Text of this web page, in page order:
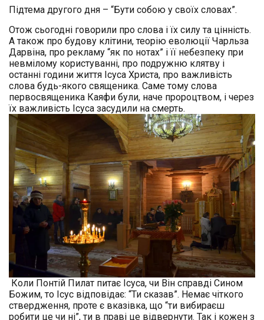
Підтема другого дня – “Бути собою у своїх словах”.
Отож сьогодні говорили про слова і їх силу та цінність.
А також про будову клітини, теорію еволюції Чарльза
Дарвіна, про рекламу “як по нотах” і її небезпеку при
невмілому користуванні, про подружню клятву і
останні години життя Ісуса Христа, про важливість
слова будь-якого свящeника. Саме тому слова
первосвященика Каяфи були, наче пророцтвом, і через
їх важливість Ісуса засудили на смерть.
Коли Понтій Пилат питає Ісуса, чи Він справді Сином
Божим, то Ісус відповідає: “Ти сказав”. Немає чіткого
ствердження, проте є вказівка, що “ти вибираєш
робити це чи ні”, ти в праві це відвернути. Так і кожен з